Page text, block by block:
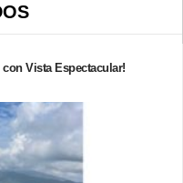
con Vista Espectacular!